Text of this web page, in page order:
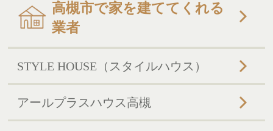
高槻市で家を建ててくれる
業者
STYLE HOUSE（スタイルハウス）
アールプラスハウス高槻